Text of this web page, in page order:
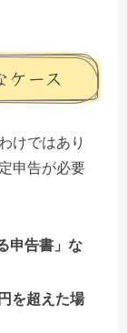
ケース
けではあり
申告が必要
申告書」な
を超えた場